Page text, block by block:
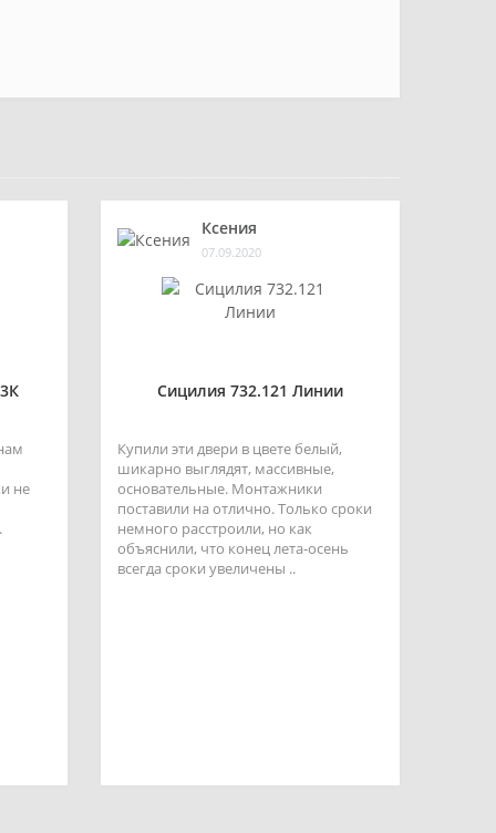
не
Ксения
07.09.2020
Сицилия 732.121 Линии
Купили эти двери в цвете белый,
шикарно выглядят, массивные,
основательные. Монтажники
поставили на отлично. Только сроки
немного расстроили, но как
объяснили, что конец лета-осень
всегда сроки увеличены ..